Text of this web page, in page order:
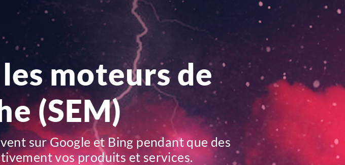
moteurs de
(SEM)
sur Google et Bing pendant que des
vos produits et services.